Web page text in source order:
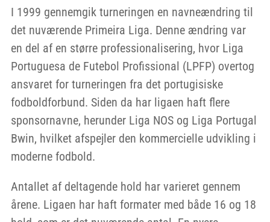
I 1999 gennemgik turneringen en navneændring til
det nuværende Primeira Liga. Denne ændring var
en del af en større professionalisering, hvor Liga
Portuguesa de Futebol Profissional (LPFP) overtog
ansvaret for turneringen fra det portugisiske
fodboldforbund. Siden da har ligaen haft flere
sponsornavne, herunder Liga NOS og Liga Portugal
Bwin, hvilket afspejler den kommercielle udvikling i
moderne fodbold.
Antallet af deltagende hold har varieret gennem
årene. Ligaen har haft formater med både 16 og 18